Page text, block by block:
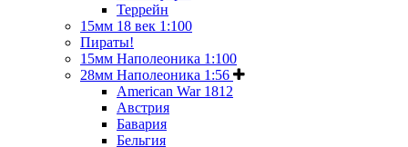
Террейн
15мм 18 век 1:100
Пираты!
15мм Наполеоника 1:100
28мм Наполеоника 1:56
American War 1812
Австрия
Бавария
Бельгия